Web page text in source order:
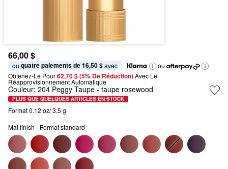
66,00 $
ou quatre paiements de 16,50 $ avec
ou
Obtenez-Le Pour62,70 $ (5% De Réduction) Avec Le
Réapprovisionnement Automatique
Couleur: 204 Peggy Taupe - taupe rosewood
PLUS QUE QUELQUES ARTICLES EN STOCK
Format 0.12 oz/ 3.5 g
Mat finish - Format standard